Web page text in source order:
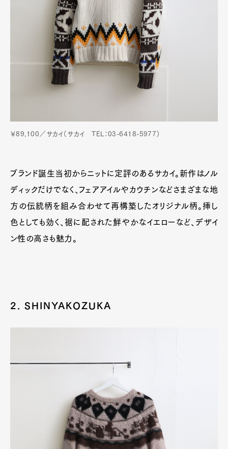
￥89,100／サカイ（サカイ TEL：03-6418-5977）
ブランド誕生当初からニットに定評のあるサカイ。新作はノル
ディックだけでなく、フェアアイルやカウチンなどさまざまな地
方の伝統柄を組み合わせて再構築したオリジナル柄。挿し
色としても効く、裾に配された鮮やかなイエローなど、デザイ
ン性の高さも魅力。
2. SHINYAKOZUKA